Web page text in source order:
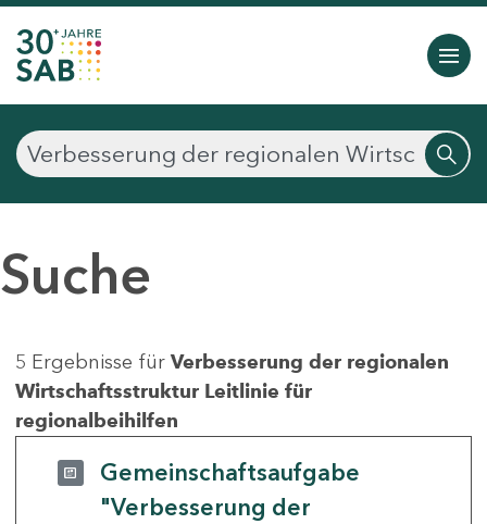
Suche
5 Ergebnisse für Verbesserung der regionalen
Wirtschaftsstruktur Leitlinie für
regionalbeihilfen
Gemeinschaftsaufgabe
"Verbesserung der